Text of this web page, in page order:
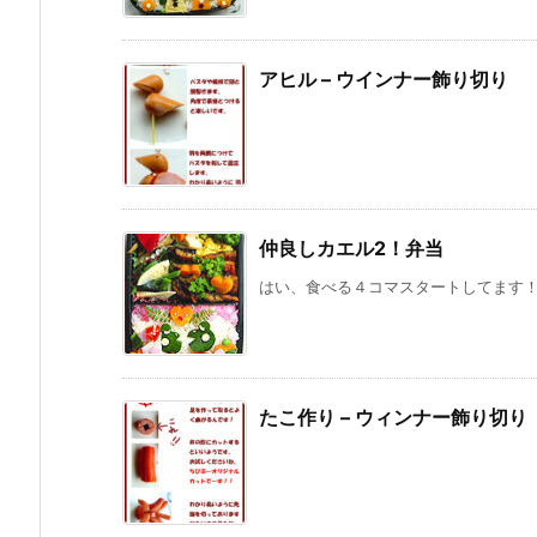
アヒル – ウインナー飾り切り
仲良しカエル2！弁当
はい、食べる４コマスタートしてます
たこ作り – ウィンナー飾り切り